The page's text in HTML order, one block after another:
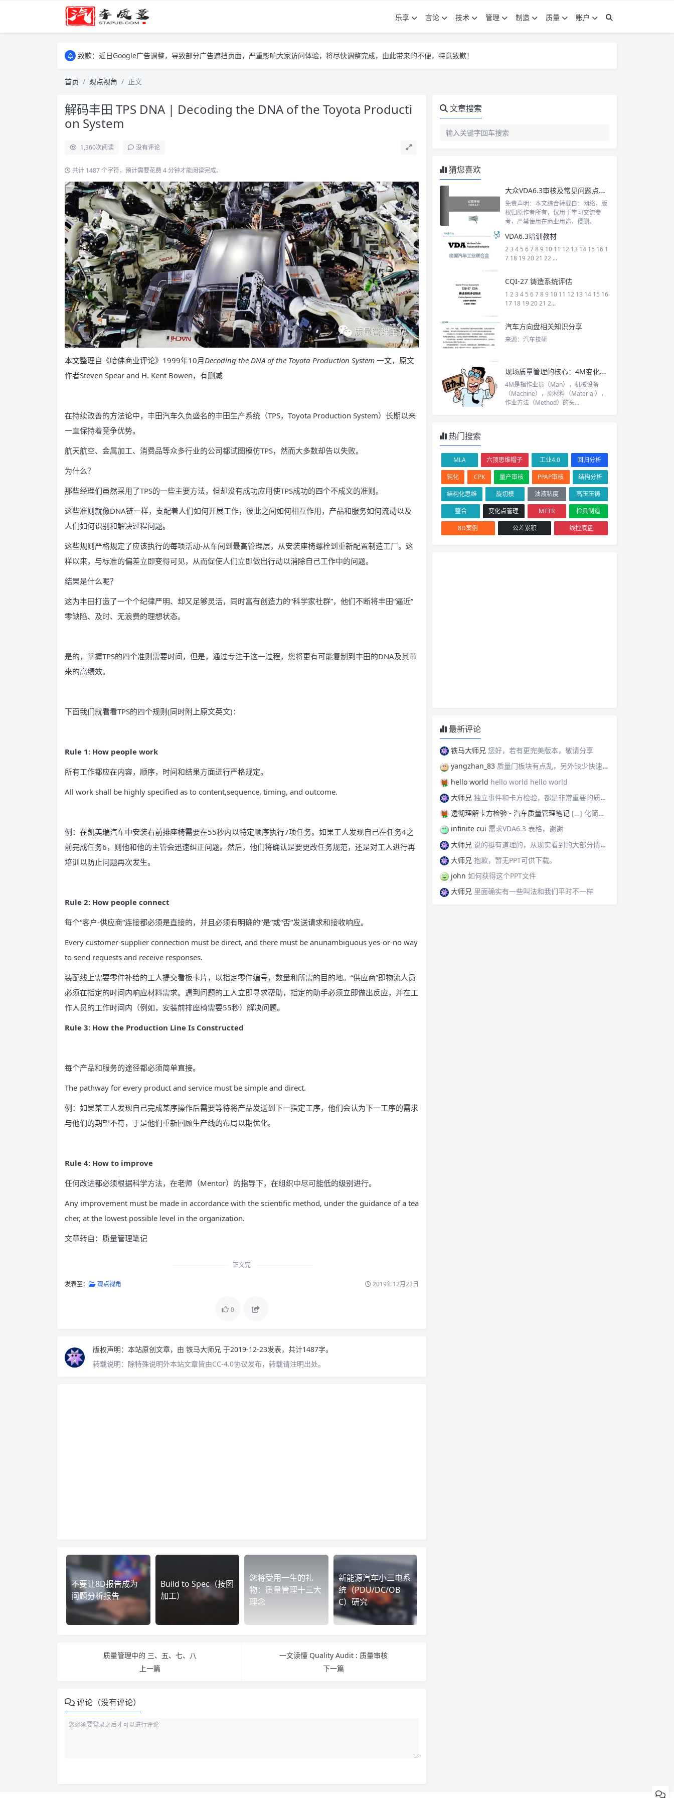
乐享 言论 技术 管理 制造 质量
账户
致歉：近日Google广告调整，导致部分广告遮挡页面，严重影响大家访问体验，将尽快调整完成，由此带来的不便，特意致歉！
致歉：近日Google广告调整，导致部分广告遮挡页面，严重影响大家访问体验，将尽快调整完成，由此带来的不便，特意致歉！
首页 观点视角 正文
解码丰田 TPS DNA | Decoding the DNA of the Toyota Producti
on System
1,360次阅读 没有评论
共计 1487 个字符，预计需要花费 4 分钟才能阅读完成。
本文整理自《哈佛商业评论》1999年10月Decoding the DNA of the Toyota Production System 一文，原文
作者Steven Spear and H. Kent Bowen，有删减
在持续改善的方法论中，丰田汽车久负盛名的丰田生产系统（TPS，Toyota Production System）长期以来
一直保持着竞争优势。
航天航空、金属加工、消费品等众多行业的公司都试图模仿TPS，然而大多数却告以失败。
为什么？
那些经理们虽然采用了TPS的一些主要方法，但却没有成功应用使TPS成功的四个不成文的准则。
这些准则就像DNA链一样，支配着人们如何开展工作，彼此之间如何相互作用，产品和服务如何流动以及
人们如何识别和解决过程问题。
这些规则严格规定了应该执行的每项活动-从车间到最高管理层，从安装座椅螺栓到重新配置制造工厂。这
样以来，与标准的偏差立即变得可见，从而促使人们立即做出行动以消除自己工作中的问题。
结果是什么呢？
这为丰田打造了一个个纪律严明、却又足够灵活，同时富有创造力的“科学家社群”，他们不断将丰田“逼近”
零缺陷、及时、无浪费的理想状态。
是的，掌握TPS的四个准则需要时间，但是，通过专注于这一过程，您将更有可能复制到丰田的DNA及其带
来的高绩效。
下面我们就看看TPS的四个规则(同时附上原文英文)：
Rule 1: How people work
所有工作都应在内容，顺序，时间和结果方面进行严格规定。
All work shall be highly speciﬁed as to content,sequence, timing, and outcome.
例：在凯美瑞汽车中安装右前排座椅需要在55秒内以特定顺序执行7项任务。如果工人发现自己在任务4之
前完成任务6，则他和他的主管会迅速纠正问题。然后，他们将确认是要更改任务规范，还是对工人进行再
培训以防止问题再次发生。
Rule 2: How people connect
每个“客户-供应商”连接都必须是直接的，并且必须有明确的“是”或“否”发送请求和接收响应。
Every customer-supplier connection must be direct, and there must be anunambiguous yes-or-no way
to send requests and receive responses.
装配线上需要零件补给的工人提交看板卡片，以指定零件编号，数量和所需的目的地。“供应商”即物流人员
必须在指定的时间内响应材料需求。遇到问题的工人立即寻求帮助，指定的助手必须立即做出反应，并在工
作人员的工作时间内（例如，安装前排座椅需要55秒）解决问题。
Rule 3: How the Production Line Is Constructed
每个产品和服务的途径都必须简单直接。
The pathway for every product and service must be simple and direct.
例：如果某工人发现自己完成某序操作后需要等待将产品发送到下一指定工序，他们会认为下一工序的需求
与他们的期望不符，于是他们重新回顾生产线的布局以期优化。
Rule 4: How to improve
任何改进都必须根据科学方法，在老师（Mentor）的指导下，在组织中尽可能低的级别进行。
Any improvement must be made in accordance with the scientiﬁc method, under the guidance of a tea
cher, at the lowest possible level in the organization.
文章转自：质量管理笔记
正文完
发表至： 观点视角 2019年12月23日
0
版权声明： 本站原创文章，由 铁马大师兄 于2019-12-23发表，共计1487字。
转载说明： 除特殊说明外本站文章皆由CC-4.0协议发布，转载请注明出处。
不要让8D报告成为
问题分析报告
Build to Spec（按图
加工）
您将受用一生的礼
物：质量管理十三大
理念
新能源汽车小三电系
统（PDU/DC/OB
C）研究
质量管理中的 三、五、七、八
上一篇
一文读懂 Quality Audit : 质量审核
下一篇
评论（没有评论）
文章搜索
猜您喜欢
大众VDA6.3审核及常见问题点解析
免责声明：本文综合转载自：网络，版
权归原作者所有，仅用于学习交流参
考，严禁使用在商业用途，侵删。
VDA6.3培训教材
2 3 4 5 6 7 8 9 10 11 12 13 14 15 16 1
7 18 19 20 21 22 ...
CQI-27 铸造系统评估
1 2 3 4 5 6 7 8 9 10 11 12 13 14 15 16
17 18 19 20 21 2...
汽车方向盘相关知识分享
来源：汽车技研
现场质量管理的核心：4M变化点管理
4M是指作业员（Man），机械设备
（Machine），原材料（Material），
作业方法（Method）的头...
热门搜索
MLA 六顶思维帽子 工业4.0
回归分析
钝化
CPK 量产审核 PPAP审核
结构分析
结构化思维
旋切模 油液粘度
高压压铸
整合
变化点管理 MTTR
检具制造
8D案例
公差累积 线控底盘
最新评论
铁马大师兄 您好，若有更完美版本，敬请分享
yangzhan_83 质量门板块有点乱，另外缺少快速反应板块。
hello world hello world hello world
大师兄 独立事件和卡方检验，都是非常重要的质量管理概念，挺难理解的。
透彻理解卡方检验 - 汽车质量管理笔记 […] 化简后的式子是我们在卡方检验中需要用到的式子，所以请大家牢记！对于上述式子有疑惑的读者可以学习基础的概率论，也可以参考我之前写的一篇关于独立的文章（《【直观数学】如何理解两事件间的独立关系》）。如果没有问题的话，我们可以进入到卡方检验原理与步骤的主体介绍部分！ […]
infinite cui 需求VDA6.3 表格，谢谢
大师兄 说的挺有道理的，从现实看到的大部分情况，做技术的人都比较直，对技术的一丝不苟，容易在遇到需要展现管理能力的时候，就会表现出短板来。管理需要授权，更多应该思考团队、部门间，人员发展，对未来的变化做出应对等的能力。
大师兄 抱歉，暂无PPT可供下载。
john 如何获得这个PPT文件
大师兄 里面确实有一些叫法和我们平时不一样